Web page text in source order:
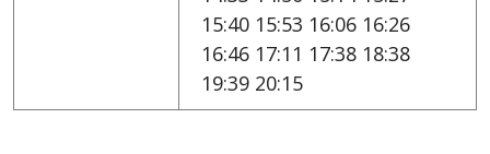
15:40 15:53 16:06 16:26
16:46 17:11 17:38 18:38
19:39 20:15